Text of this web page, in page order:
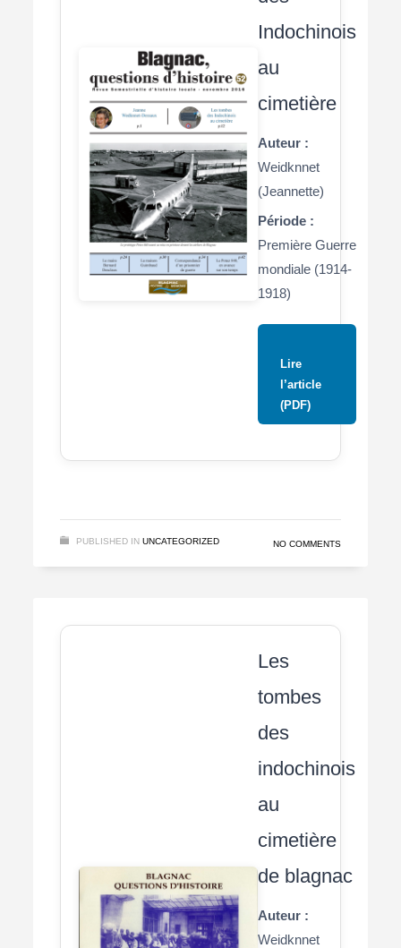
Indochinois
au
cimetière
Auteur :
Weidknnet
(Jeannette)
Période :
Première Guerre
mondiale (1914-
1918)
Lire
l’article
(PDF)
PUBLISHED IN UNCATEGORIZED NO COMMENTS
Les
tombes
des
indochinois
au
cimetière
de blagnac
Auteur :
Weidknnet